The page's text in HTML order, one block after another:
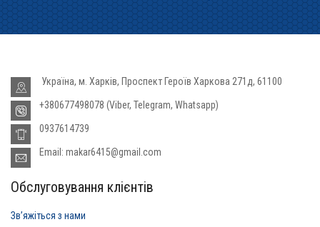
Україна, м. Харків, Проспект Героїв Харкова 271д, 61100
+380677498078 (Viber, Telegram, Whatsapp)
0937614739
Email: makar6415@gmail.com
Обслуговування клієнтів
Звʼяжіться з нами